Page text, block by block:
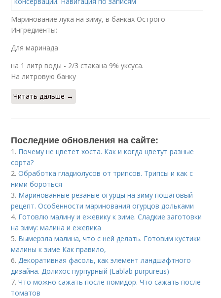
Маринование лука на зиму, в банках Острого
Ингредиенты:
Для маринада
на 1 литр воды - 2/3 стакана 9% уксуса.
На литровую банку
Читать дальше →
Последние обновления на сайте:
1. Почему не цветет хоста. Как и когда цветут разные
сорта?
2.Обработка гладиолусов от трипсов. Трипсы и как с
ними бороться
3. Маринованные резаные огурцы на зиму пошаговый
рецепт. Особенности маринования огурцов дольками
4. Готовлю малину и ежевику к зиме. Сладкие заготовки
на зиму: малина и ежевика
5. Вымерзла малина, что с ней делать. Готовим кустики
малины к зиме Как правило,
6. Декоративная фасоль, как элемент ландшафтного
дизайна. Долихос пурпурный (Lablab purpureus)
7.Что можно сажать после помидор. Что сажать после
томатов